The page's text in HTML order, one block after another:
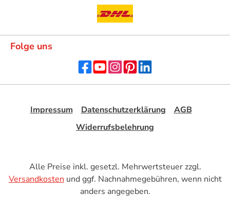
Folge uns
Impressum Datenschutzerklärung
AGB
Widerrufsbelehrung
Alle Preise inkl. gesetzl. Mehrwertsteuer zzgl.
Versandkosten und ggf. Nachnahmegebühren, wenn nicht
anders angegeben.